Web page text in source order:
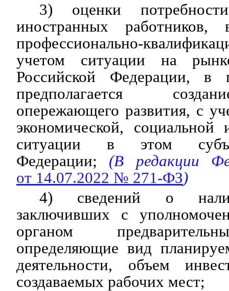
3) оценки
иностранных
профессионально-
учетом ситуации на
Российской Федерации, в
предполагается
опережающего развития, с
экономической, социальной
ситуации в этом
Федерации; (В редакции
от 14.07.2022 № 271-ФЗ)
4) сведений о
заключивших с
органом
определяющие вид
деятельности, объем
создаваемых рабочих мест;